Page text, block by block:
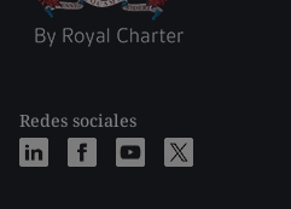
Redes sociales